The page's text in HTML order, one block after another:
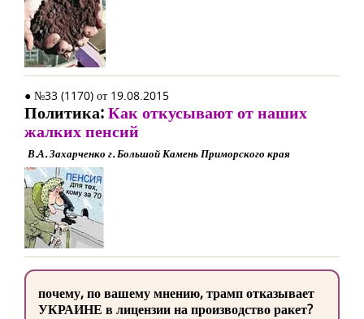
● №33 (1170) от 19.08.2015
Политика:Как откусывают от наших
жалких пенсий
В.А. Захарченко г. Большой Камень Приморского края
почему, по вашему мнению, трамп отказывает
УКРАИНЕ в лицензии на производство ракет?